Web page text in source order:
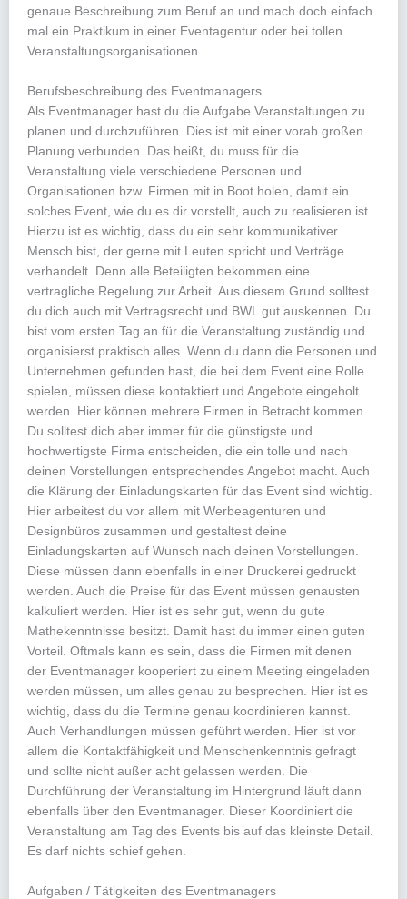
genaue Beschreibung zum Beruf an und mach doch einfach
mal ein Praktikum in einer Eventagentur oder bei tollen
Veranstaltungsorganisationen.
Berufsbeschreibung des Eventmanagers
Als Eventmanager hast du die Aufgabe Veranstaltungen zu
planen und durchzuführen. Dies ist mit einer vorab großen
Planung verbunden. Das heißt, du muss für die
Veranstaltung viele verschiedene Personen und
Organisationen bzw. Firmen mit in Boot holen, damit ein
solches Event, wie du es dir vorstellt, auch zu realisieren ist.
Hierzu ist es wichtig, dass du ein sehr kommunikativer
Mensch bist, der gerne mit Leuten spricht und Verträge
verhandelt. Denn alle Beteiligten bekommen eine
vertragliche Regelung zur Arbeit. Aus diesem Grund solltest
du dich auch mit Vertragsrecht und BWL gut auskennen. Du
bist vom ersten Tag an für die Veranstaltung zuständig und
organisierst praktisch alles. Wenn du dann die Personen und
Unternehmen gefunden hast, die bei dem Event eine Rolle
spielen, müssen diese kontaktiert und Angebote eingeholt
werden. Hier können mehrere Firmen in Betracht kommen.
Du solltest dich aber immer für die günstigste und
hochwertigste Firma entscheiden, die ein tolle und nach
deinen Vorstellungen entsprechendes Angebot macht. Auch
die Klärung der Einladungskarten für das Event sind wichtig.
Hier arbeitest du vor allem mit Werbeagenturen und
Designbüros zusammen und gestaltest deine
Einladungskarten auf Wunsch nach deinen Vorstellungen.
Diese müssen dann ebenfalls in einer Druckerei gedruckt
werden. Auch die Preise für das Event müssen genausten
kalkuliert werden. Hier ist es sehr gut, wenn du gute
Mathekenntnisse besitzt. Damit hast du immer einen guten
Vorteil. Oftmals kann es sein, dass die Firmen mit denen
der Eventmanager kooperiert zu einem Meeting eingeladen
werden müssen, um alles genau zu besprechen. Hier ist es
wichtig, dass du die Termine genau koordinieren kannst.
Auch Verhandlungen müssen geführt werden. Hier ist vor
allem die Kontaktfähigkeit und Menschenkenntnis gefragt
und sollte nicht außer acht gelassen werden. Die
Durchführung der Veranstaltung im Hintergrund läuft dann
ebenfalls über den Eventmanager. Dieser Koordiniert die
Veranstaltung am Tag des Events bis auf das kleinste Detail.
Es darf nichts schief gehen.
Aufgaben / Tätigkeiten des Eventmanagers